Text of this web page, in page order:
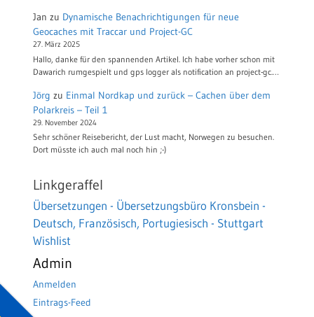
Jan zu Dynamische Benachrichtigungen für neue
Geocaches mit Traccar und Project-GC
27. März 2025
Hallo, danke für den spannenden Artikel. Ich habe vorher schon mit
Dawarich rumgespielt und gps logger als notification an project-gc.…
Jörg zu Einmal Nordkap und zurück – Cachen über dem
Polarkreis – Teil 1
29. November 2024
Sehr schöner Reisebericht, der Lust macht, Norwegen zu besuchen.
Dort müsste ich auch mal noch hin ;-)
Linkgeraffel
Übersetzungen - Übersetzungsbüro Kronsbein -
Deutsch, Französisch, Portugiesisch - Stuttgart
Wishlist
Admin
Anmelden
Eintrags-Feed